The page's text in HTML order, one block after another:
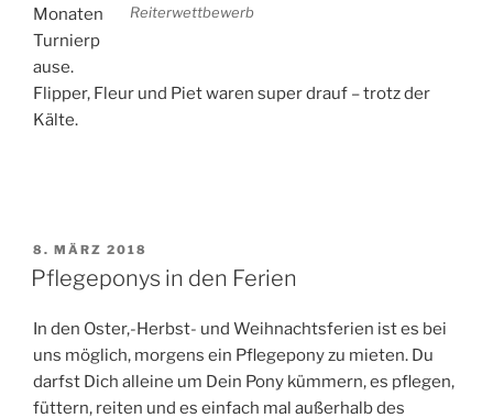
Reiterwettbewerb
Monaten
Turnierp
ause.
Flipper, Fleur und Piet waren super drauf – trotz der
Kälte.
VERÖFFENTLICHT
AM
8. MÄRZ 2018
Pflegeponys in den Ferien
In den Oster,-Herbst- und Weihnachtsferien ist es bei
uns möglich, morgens ein Pflegepony zu mieten. Du
darfst Dich alleine um Dein Pony kümmern, es pflegen,
füttern, reiten und es einfach mal außerhalb des